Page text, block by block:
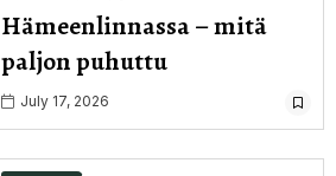
Hämeenlinnassa – mitä
paljon puhuttu
July 17, 2026